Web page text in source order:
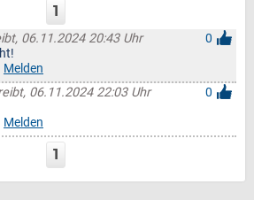
1
06.11.2024 20:43 Uhr
0
Melden
06.11.2024 22:03 Uhr
0
Melden
1